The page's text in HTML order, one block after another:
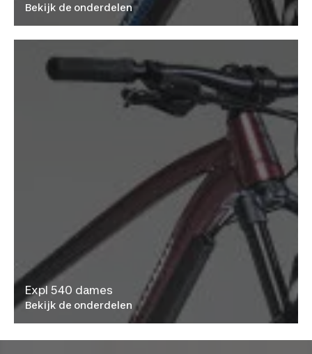
Bekijk de onderdelen
Expl 540 dames
Bekijk de onderdelen